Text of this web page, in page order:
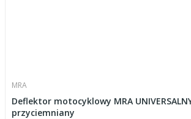
MRA
Deflektor motocyklowy MRA
przyciemniany